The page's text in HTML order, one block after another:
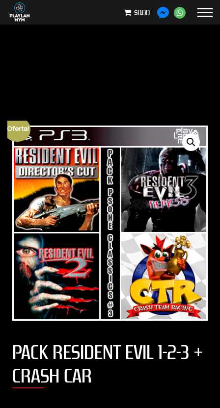
$0.00
¡Oferta!
PACK RESIDENT EVIL 1-2-3 +
CRASH CAR